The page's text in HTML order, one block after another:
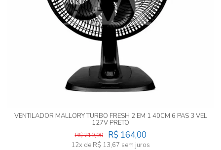
VENTILADOR MALLORY TURBO FRESH 2 EM 1 40CM 6 PAS 3 VEL
127V PRETO
R$ 164,00
R$ 219,90
12x de R$ 13,67 sem juros